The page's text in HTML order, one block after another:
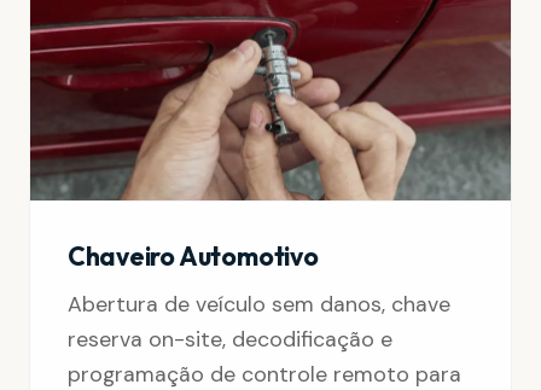
Chaveiro Automotivo
Abertura de veículo sem danos, chave
reserva on-site, decodificação e
programação de controle remoto para